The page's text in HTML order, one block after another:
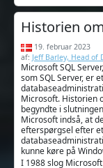
Historien
19. februar 2023
af: Jeff Barley, Head of
Microsoft SQL
som SQL Server, er
Microsoft. Historien
begyndte i
Microsoft indså, at
efterspørgsel efter et
kunne køre på
I 1988 slog